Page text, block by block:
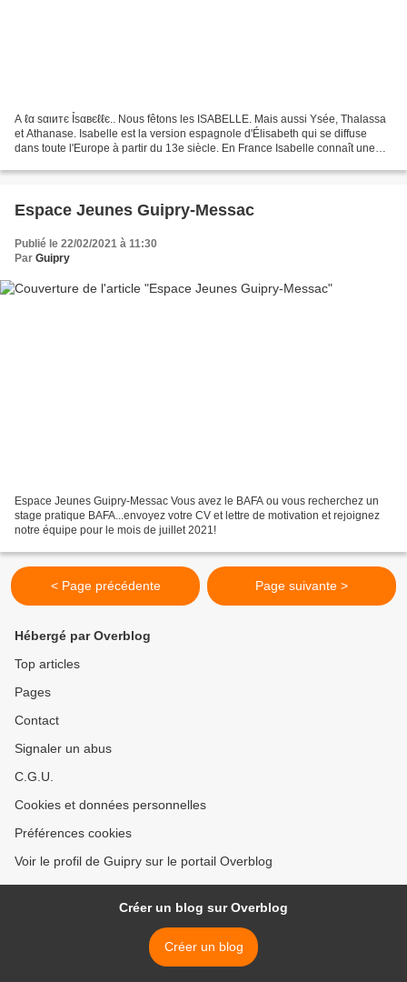
A ℓα ѕαιитє Ỉѕαвєℓℓє.. Nous fêtons les ISABELLE. Mais aussi Ysée, Thalassa
et Athanase. Isabelle est la version espagnole d'Élisabeth qui se diffuse
dans toute l'Europe à partir du 13e siècle. En France Isabelle connaît une
Espace Jeunes Guipry-Messac
Publié le 22/02/2021 à 11:30
Par Guipry
Espace Jeunes Guipry-Messac Vous avez le BAFA ou vous recherchez un
stage pratique BAFA...envoyez votre CV et lettre de motivation et rejoignez
notre équipe pour le mois de juillet 2021!
< Page précédente Page suivante >
Hébergé par Overblog
Top articles
Pages
Contact
Signaler un abus
C.G.U.
Cookies et données personnelles
Préférences cookies
Voir le profil de Guipry sur le portail Overblog
Créer un blog sur Overblog
Créer un blog